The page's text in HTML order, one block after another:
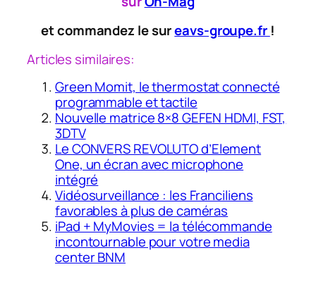
et commandez le sureavs-groupe.fr !
Articles similaires:
Green Momit, le thermostat connecté
programmable et tactile
Nouvelle matrice 8×8 GEFEN HDMI, FST,
3DTV
Le CONVERS REVOLUTO d’Element
One, un écran avec microphone
intégré
Vidéosurveillance : les Franciliens
favorables à plus de caméras
iPad + MyMovies = la télécommande
incontournable pour votre media
center BNM